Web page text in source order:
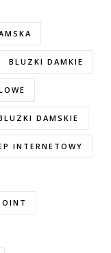
BLUZKI DAMKIE
DAMSKIE
INTERNETOWY